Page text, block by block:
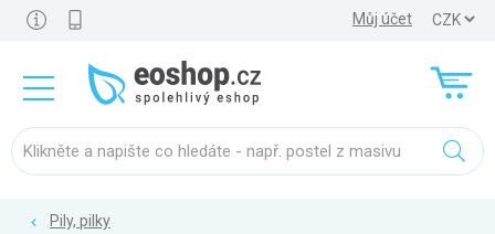
Můj účet
Pily, pilky